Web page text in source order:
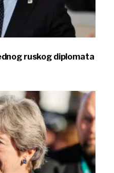
ruskog diplomata